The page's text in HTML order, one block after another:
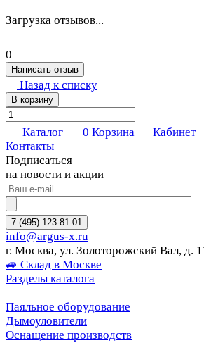
Загрузка отзывов...
0
Написать отзыв
Назад к списку
В корзину
Каталог 0 Корзина Кабинет
Контакты
Подписаться
на новости и акции
7 (495) 123-81-01
info@argus-x.ru
г. Москва, ул. Золоторожский Вал, д.
🚙 Склад в Москве
Разделы каталога
Паяльное оборудование
Дымоуловители
Оснащение производств